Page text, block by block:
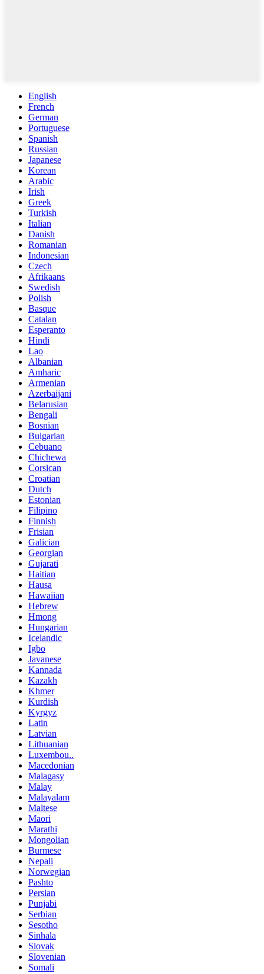
English
French
German
Portuguese
Spanish
Russian
Japanese
Korean
Arabic
Irish
Greek
Turkish
Italian
Danish
Romanian
Indonesian
Czech
Afrikaans
Swedish
Polish
Basque
Catalan
Esperanto
Hindi
Lao
Albanian
Amharic
Armenian
Azerbaijani
Belarusian
Bengali
Bosnian
Bulgarian
Cebuano
Chichewa
Corsican
Croatian
Dutch
Estonian
Filipino
Finnish
Frisian
Galician
Georgian
Gujarati
Haitian
Hausa
Hawaiian
Hebrew
Hmong
Hungarian
Icelandic
Igbo
Javanese
Kannada
Kazakh
Khmer
Kurdish
Kyrgyz
Latin
Latvian
Lithuanian
Luxembou..
Macedonian
Malagasy
Malay
Malayalam
Maltese
Maori
Marathi
Mongolian
Burmese
Nepali
Norwegian
Pashto
Persian
Punjabi
Serbian
Sesotho
Sinhala
Slovak
Slovenian
Somali